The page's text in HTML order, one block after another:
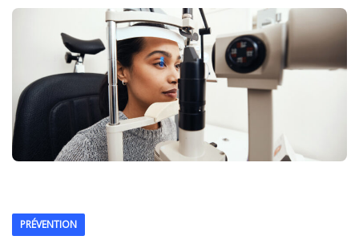
PRÉVENTION